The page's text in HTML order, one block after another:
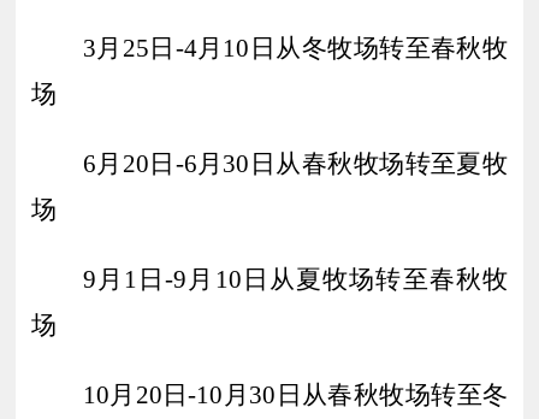
3月25日-4月10日从冬牧场转至春秋牧
场
6月20日-6月30日从春秋牧场转至夏牧
场
9月1日-9月10 日从夏牧场转至春秋牧
场
10月20日-10月30日从春秋牧场转至冬